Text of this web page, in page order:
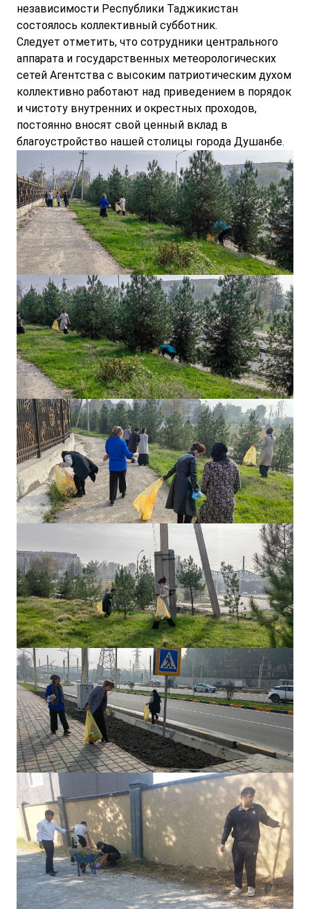
независимости Республики Таджикистан
состоялось коллективный субботник.
Следует отметить, что сотрудники центрального
аппарата и государственных метеорологических
сетей Агентства с высоким патриотическим духом
коллективно работают над приведением в порядок
и чистоту внутренних и окрестных проходов,
постоянно вносят свой ценный вклад в
благоустройство нашей столицы города Душанбе.